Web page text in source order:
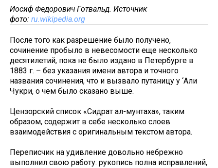
Иосиф Федорович Готвальд. Источник
фото: ru.wikipedia.org
После того как разрешение было получено,
сочинение пробыло в невесомости еще несколько
десятилетий, пока не было издано в Петербурге в
1883 г. – без указания имени автора и точного
названия сочинения, что и вызвало путаницу у ‘Али
Чукри, о чем было сказано выше.
Цензорский список «Сидрат ал-мунтаха», таким
образом, содержит в себе несколько слоев
взаимодействия с оригинальным текстом автора.
Переписчик на удивление довольно небрежно
выполнил свою работу: рукопись полна исправлений,